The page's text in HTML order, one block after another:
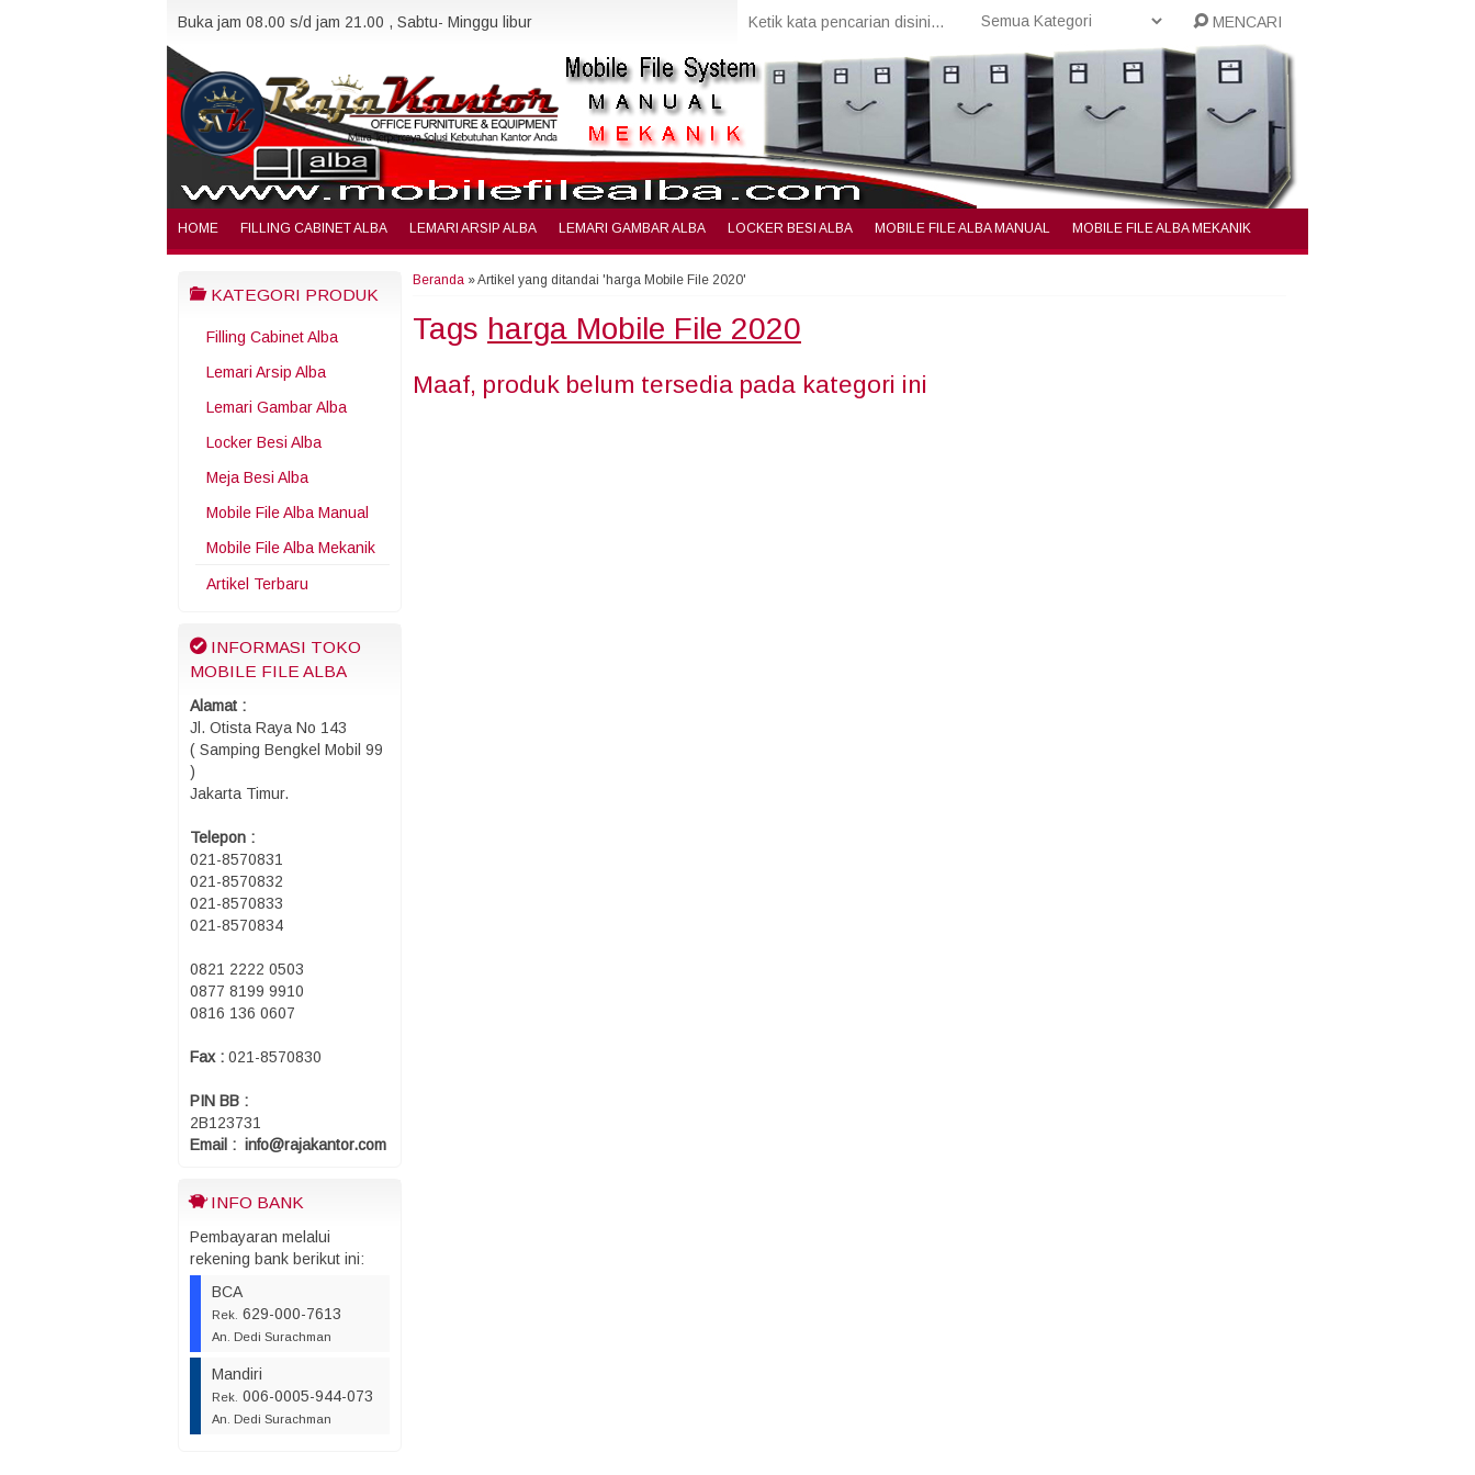
Buka jam 08.00 s/d jam 21.00 , Sabtu- Minggu libur MENCARI
HOME FILLING CABINET ALBA LEMARI ARSIP ALBA LEMARI GAMBAR ALBA LOCKER BESI ALBA MOBILE FILE ALBA MANUAL MOBILE FILE ALBA MEKANIK
KATEGORI PRODUK
Filling Cabinet Alba
Lemari Arsip Alba
Lemari Gambar Alba
Locker Besi Alba
Meja Besi Alba
Mobile File Alba Manual
Mobile File Alba Mekanik
Artikel Terbaru
INFORMASI TOKO
MOBILE FILE ALBA
Alamat :
Jl. Otista Raya No 143
( Samping Bengkel Mobil 99
)
Jakarta Timur.
Telepon :
021-8570831
021-8570832
021-8570833
021-8570834
0821 2222 0503
0877 8199 9910
0816 136 0607
Fax : 021-8570830
PIN BB :
2B123731
Email : info@rajakantor.com
INFO BANK
Pembayaran melalui
rekening bank berikut ini:
BCA
Rek. 629-000-7613
An. Dedi Surachman
Mandiri
Rek. 006-0005-944-073
An. Dedi Surachman
Beranda »Artikel yang ditandai 'harga Mobile File 2020'
Tags harga Mobile File 2020
Maaf, produk belum tersedia pada kategori ini